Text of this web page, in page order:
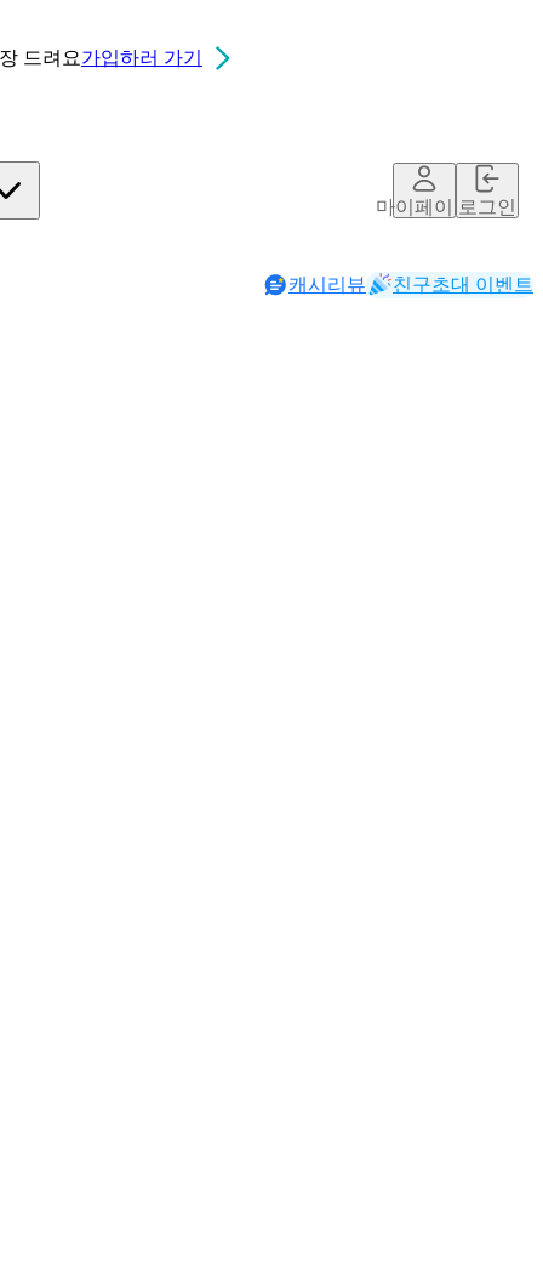
드려요가입하러 가기
마이페이지로그인
캐시리뷰 친구초대 이벤트